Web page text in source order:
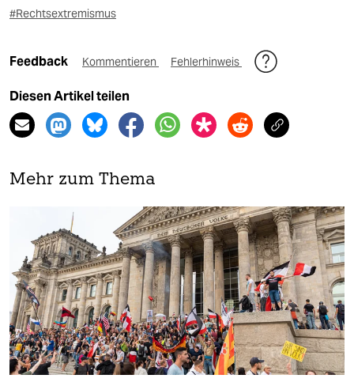
#Rechtsextremismus
Feedback Kommentieren Fehlerhinweis
Diesen Artikel teilen
Mehr zum Thema